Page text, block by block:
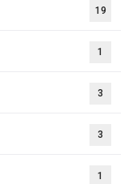
19
1
3
3
1